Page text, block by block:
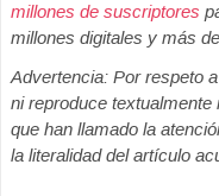
millones de suscriptores
millones digitales y más
Advertencia: Por respeto
ni reproduce
que han llamado la
la literalidad del artículo